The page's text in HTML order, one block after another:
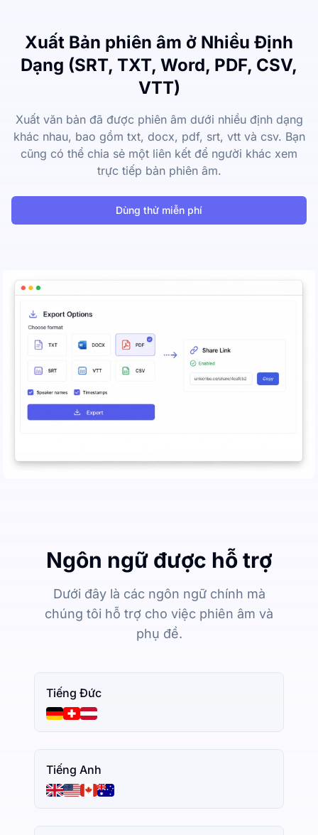
Xuất Bản phiên âm ở Nhiều Định
Dạng (SRT, TXT, Word, PDF, CSV,
VTT)
Xuất văn bản đã được phiên âm dưới nhiều định dạng
khác nhau, bao gồm txt, docx, pdf, srt, vtt và csv. Bạn
cũng có thể chia sẻ một liên kết để người khác xem
trực tiếp bản phiên âm.
Dùng thử miễn phí
Ngôn ngữ được hỗ trợ
Dưới đây là các ngôn ngữ chính mà
chúng tôi hỗ trợ cho việc phiên âm và
phụ đề.
Tiếng Đức
Tiếng Anh